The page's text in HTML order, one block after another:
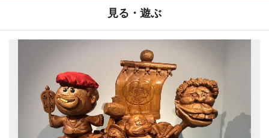
見る・遊ぶ